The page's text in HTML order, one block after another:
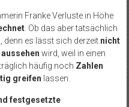
Franke Verluste in Höhe
. Ob das aber tatsächlich
denn es lässt sich derzeit nicht
aussehen wird, weil in einen
häufig noch Zahlen
greifen lassen.
festgesetzte